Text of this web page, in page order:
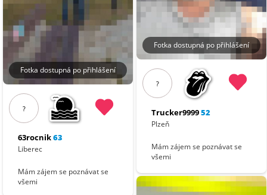
Fotka dostupná po přihlášení
?
63rocnik63
Liberec
Mám zájem se poznávat se
všemi
Fotka dostupná po přihlášení
?
Trucker999952
Plzeň
Mám zájem se poznávat se
všemi